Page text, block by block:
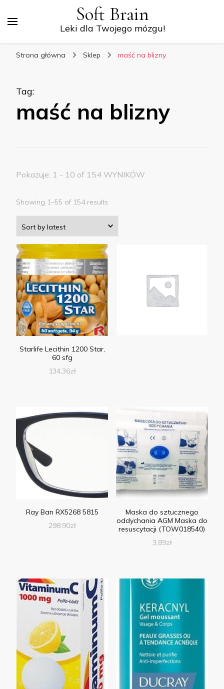
Soft Brain
Leki dla Twojego mózgu!
Strona główna Sklep maść na blizny
Tag:
maść na blizny
Pokazuje: 1 - 10 of 154 WYNIKÓW
Showing 1–55 of 154 results
Starlife Lecithin 1200 Star,
60 sfg
134,36zł
Ray Ban RX5268 5815
298,90zł
Maska do sztucznego
oddychania AGM Maska do
resuscytacji (TOW018540)
3,89zł